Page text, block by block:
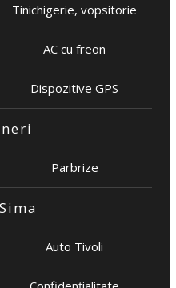
Tinichigerie, vopsitorie
AC cu freon
Dispozitive GPS
Parbrize
Auto Tivoli